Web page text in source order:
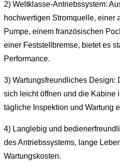
2) Weltklasse-Antriebssystem:
hochwertigen Stromquelle, einer
Pumpe, einem französischen
einer Feststellbremse, bietet es
Performance.
3) Wartungsfreundliches Design:
sich leicht öffnen und die Kabine
tägliche Inspektion und Wartung
4) Langlebig und
des Antriebssystems, lange
Wartungskosten.